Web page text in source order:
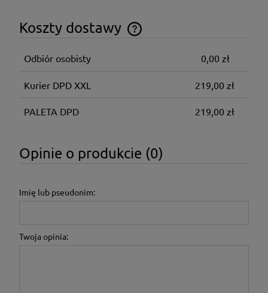
Koszty dostawy
Cena nie zawiera ewentualnych kosztów płatności
Odbiór osobisty 0,00 zł
Kurier DPD XXL 219,00 zł
PALETA DPD 219,00 zł
Opinie o produkcie (0)
Imię lub pseudonim:
Twoja opinia: